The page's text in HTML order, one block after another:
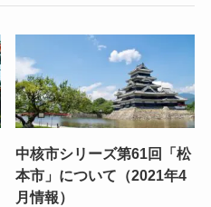
中核市シリーズ第61回「松
本市」について（2021年4
月情報）